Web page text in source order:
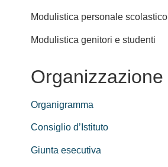
Modulistica personale scolastico
Modulistica genitori e studenti
Organizzazione
Organigramma
Consiglio d’Istituto
Giunta esecutiva